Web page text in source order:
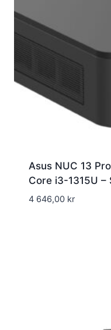
Asus NUC 13
Core i3-1315U –
4 646,00 kr